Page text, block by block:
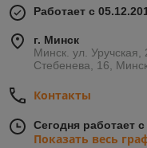
Работает с
г. Минск
Минск. ул. Уручская,
Стебенева, 16,
Контакты
Сегодня работает
Показать весь